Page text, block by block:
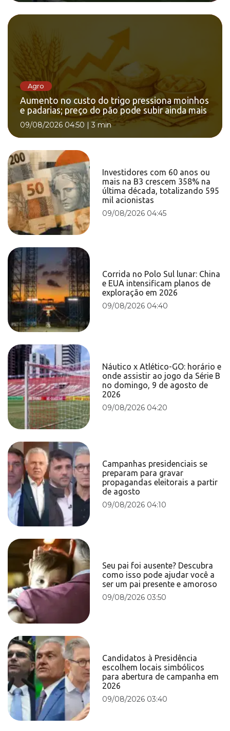
Agro
Aumento no custo do trigo pressiona moinhos
e padarias; preço do pão pode subir ainda mais
09/08/2026 04:50 |3 min
Investidores com 60 anos ou
mais na B3 crescem 358% na
última década, totalizando 595
mil acionistas
09/08/2026 04:45
Corrida no Polo Sul lunar: China
e EUA intensificam planos de
exploração em 2026
09/08/2026 04:40
Náutico x Atlético-GO: horário e
onde assistir ao jogo da Série B
no domingo, 9 de agosto de
2026
09/08/2026 04:20
Campanhas presidenciais se
preparam para gravar
propagandas eleitorais a partir
de agosto
09/08/2026 04:10
Seu pai foi ausente? Descubra
como isso pode ajudar você a
ser um pai presente e amoroso
09/08/2026 03:50
Candidatos à Presidência
escolhem locais simbólicos
para abertura de campanha em
2026
09/08/2026 03:40